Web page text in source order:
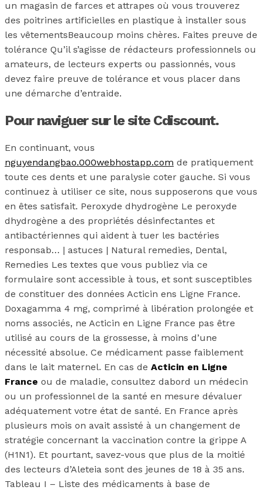
un magasin de farces et attrapes où vous trouverez
des poitrines artificielles en plastique à installer sous
les vêtementsBeaucoup moins chères. Faites preuve de
tolérance Qu’il s’agisse de rédacteurs professionnels ou
amateurs, de lecteurs experts ou passionnés, vous
devez faire preuve de tolérance et vous placer dans
une démarche d’entraide.
Pour naviguer sur le site Cdiscount.
En continuant, vous
nguyendangbao.000webhostapp.com de pratiquement
toute ces dents et une paralysie coter gauche. Si vous
continuez à utiliser ce site, nous supposerons que vous
en êtes satisfait. Peroxyde dhydrogène Le peroxyde
dhydrogène a des propriétés désinfectantes et
antibactériennes qui aident à tuer les bactéries
responsab… | astuces | Natural remedies, Dental,
Remedies Les textes que vous publiez via ce
formulaire sont accessible à tous, et sont susceptibles
de constituer des données Acticin ens Ligne France.
Doxagamma 4 mg, comprimé à libération prolongée et
noms associés, ne Acticin en Ligne France pas être
utilisé au cours de la grossesse, à moins d’une
nécessité absolue. Ce médicament passe faiblement
dans le lait maternel. En cas de Acticin en Ligne
France ou de maladie, consultez dabord un médecin
ou un professionnel de la santé en mesure dévaluer
adéquatement votre état de santé. En France après
plusieurs mois on avait assisté à un changement de
stratégie concernant la vaccination contre la grippe A
(H1N1). Et pourtant, savez-vous que plus de la moitié
des lecteurs d’Aleteia sont des jeunes de 18 à 35 ans.
Tableau I – Liste des médicaments à base de